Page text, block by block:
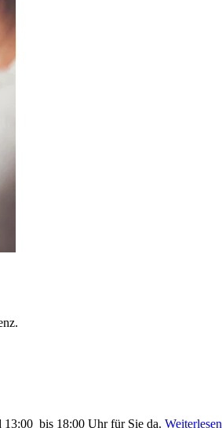
13:00 bis 18:00 Uhr für Sie da. Weiterlesen